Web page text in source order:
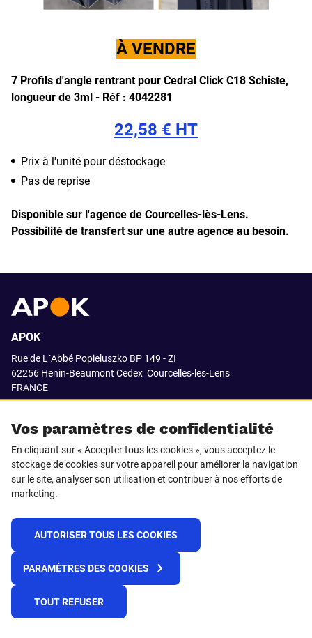
À VENDRE
7 Profils d'angle rentrant pour Cedral Click C18 Schiste,
longueur de 3ml - Réf : 4042281
22,58 € HT
Prix à l'unité pour déstockage
Pas de reprise
Disponible sur l'agence de Courcelles-lès-Lens.
Possibilité de transfert sur une autre agence au besoin.
Vos paramètres de confidentialité
En cliquant sur « Accepter tous les cookies », vous acceptez le
stockage de cookies sur votre appareil pour améliorer la navigation
sur le site, analyser son utilisation et contribuer à nos efforts de
marketing.
AUTORISER TOUS LES COOKIES
PARAMÈTRES DES COOKIES
TOUT REFUSER
APOK
Rue de L´Abbé Popieluszko BP 149 - ZI
62256 Henin-Beaumont Cedex Courcelles-les-Lens
FRANCE
SUIVEZ-NOUS SUR
© 2021 APOK